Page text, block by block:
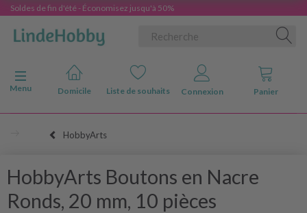
Soldes de fin d'été - Économisez jusqu'à 50%
Basculer la navigation
Menu
Domicile Liste de souhaits Connexion Panier
HobbyArts
HobbyArts Boutons en Nacre
Ronds, 20 mm, 10 pièces